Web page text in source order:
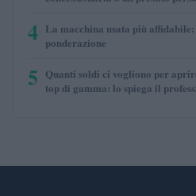
4 La macchina usata più
ponderazione
5 Quanti soldi ci vogliono per
top di gamma: lo spiega il